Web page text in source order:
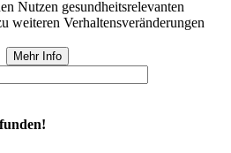
Nutzen gesundheitsrelevanten
weiteren Verhaltensveränderungen
Mehr Info